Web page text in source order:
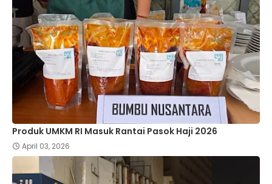
Produk UMKM RI Masuk Rantai Pasok Haji 2026
April 03, 2026